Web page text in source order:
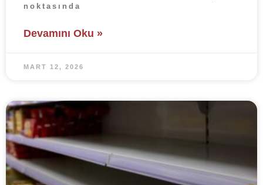
noktasında
Devamını Oku »
MART 12, 2026